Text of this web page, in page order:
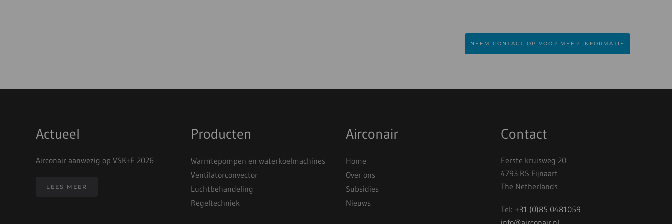
NEEM CONTACT OP VOOR MEER INFORMATIE
Actueel
Airconair aanwezig op VSK+E 2026
LEES MEER
Producten
Warmtepompen en waterkoelmachines
Ventilatorconvector
Luchtbehandeling
Regeltechniek
Airconair
Home
Over ons
Subsidies
Nieuws
Contact
Eerste kruisweg 20
4793 RS Fijnaart
The Netherlands
Tel: +31 (0)85 0481059